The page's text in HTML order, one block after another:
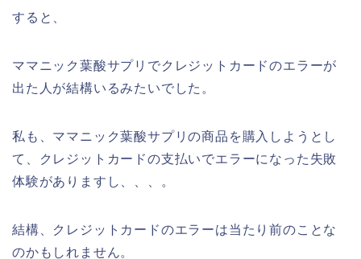
すると、
ママニック葉酸サプリでクレジットカードのエラーが
出た人が結構いるみたいでした。
私も、ママニック葉酸サプリの商品を購入しようとし
て、クレジットカードの支払いでエラーになった失敗
体験がありますし、、、。
結構、クレジットカードのエラーは当たり前のことな
のかもしれません。